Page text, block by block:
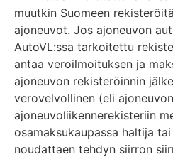
muutkin Suomeen
ajoneuvot. Jos ajoneuvon
AutoVL:ssa tarkoitettu
antaa veroilmoituksen ja
ajoneuvon rekisteröinnin
verovelvollinen (eli
ajoneuvoliikennerekisteriin
osamaksukaupassa haltija
noudattaen tehdyn siirron